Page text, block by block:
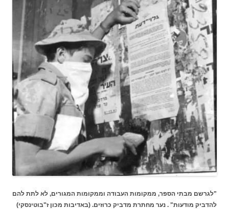
"לגרשם מבתי הספר, ממקומות העבודה וממקומות המגורים, לא לתת להם
להדביק מודעות" . נער מחתרת מדביק כרוזים. (באדיבות מכון ז"בוטינסקי)